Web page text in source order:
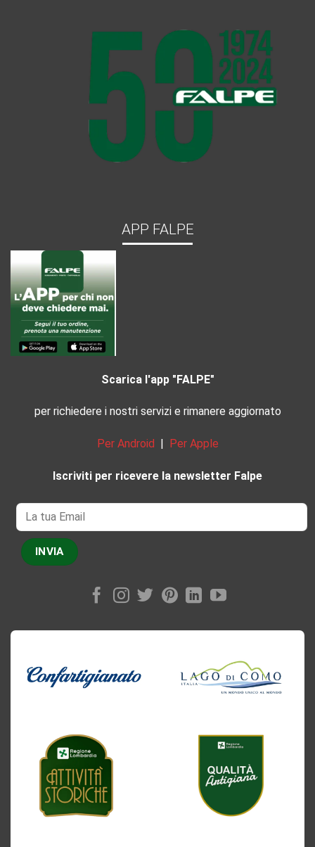
APP FALPE
Scarica l'app "FALPE"
per richiedere i nostri servizi e rimanere aggiornato
Per Android Per Apple
Iscriviti per ricevere la newsletter Falpe